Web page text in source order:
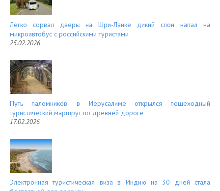
Легко сорвал дверь: на Шри-Ланке дикий слон напал на
микроавтобус с российскими туристами
25.02.2026
Путь паломников: в Иерусалиме открылся пешеходный
туристический маршрут по древней дороге
17.02.2026
Электронная туристическая виза в Индию на 30 дней стала